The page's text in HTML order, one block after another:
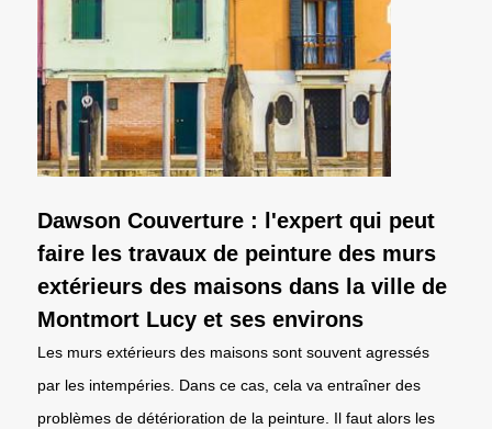
Dawson Couverture : l'expert qui peut
faire les travaux de peinture des murs
extérieurs des maisons dans la ville de
Montmort Lucy et ses environs
Les murs extérieurs des maisons sont souvent agressés
par les intempéries. Dans ce cas, cela va entraîner des
problèmes de détérioration de la peinture. Il faut alors les